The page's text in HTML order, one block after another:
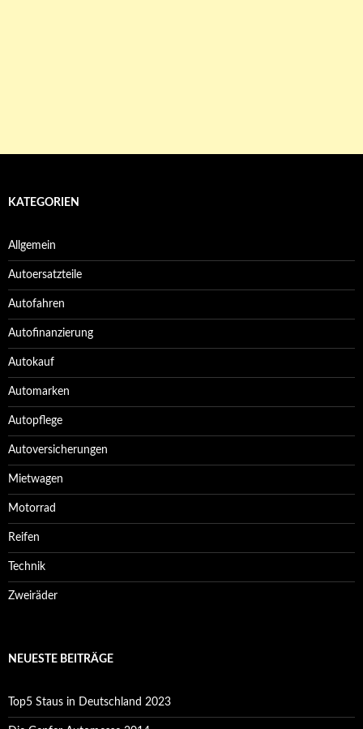
KATEGORIEN
Allgemein
Autoersatzteile
Autofahren
Autofinanzierung
Autokauf
Automarken
Autopflege
Autoversicherungen
Mietwagen
Motorrad
Reifen
Technik
Zweiräder
NEUESTE BEITRÄGE
Top5 Staus in Deutschland 2023